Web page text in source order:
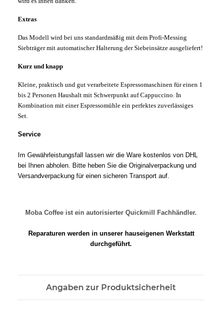
Extras
Das Modell wird bei uns standardmäßig mit dem Profi-Messing
Siebträger mit automatischer Halterung der Siebeinsätze ausgeliefert!
Kurz und knapp
Kleine, praktisch und gut verarbeitete Espressomaschinen für einen 1
bis 2 Personen Haushalt mit Schwerpunkt auf Cappuccino. In
Kombination mit einer Espressomühle ein perfektes zuverlässiges
Set.
Service
Im Gewährleistungsfall lassen wir die Ware kostenlos von DHL
bei Ihnen abholen. Bitte heben Sie die Originalverpackung und
Versandverpackung für einen sicheren Transport auf.
Moba Coffee ist ein autorisierter Quickmill Fachhändler.
Reparaturen werden in unserer hauseigenen Werkstatt
durchgeführt.
Angaben zur Produktsicherheit